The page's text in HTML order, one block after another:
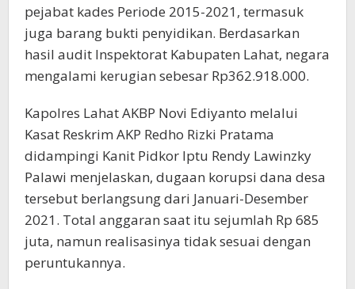
pejabat kades Periode 2015-2021, termasuk
juga barang bukti penyidikan. Berdasarkan
hasil audit Inspektorat Kabupaten Lahat, negara
mengalami kerugian sebesar Rp362.918.000.
Kapolres Lahat AKBP Novi Ediyanto melalui
Kasat Reskrim AKP Redho Rizki Pratama
didampingi Kanit Pidkor Iptu Rendy Lawinzky
Palawi menjelaskan, dugaan korupsi dana desa
tersebut berlangsung dari Januari-Desember
2021. Total anggaran saat itu sejumlah Rp 685
juta, namun realisasinya tidak sesuai dengan
peruntukannya.